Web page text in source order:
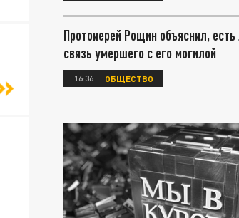
Протоиерей Рощин объяснил,
связь умершего с его могилой
16:36 ОБЩЕСТВО